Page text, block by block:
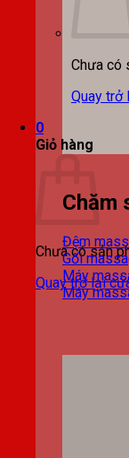
Chưa có
Quay trở
0
Giỏ hàng
Chưa có sản
Quay trở lại
Chăm
Đệm
Gối
Máy
Máy